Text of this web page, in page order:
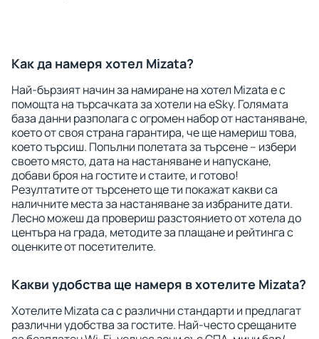
Как да намеря хотел Mizata?
Най-бързият начин за намиране на хотел Mizata е с
помощта на търсачката за хотели на eSky. Голямата
база данни разполага с огромен набор от настаняване,
което от своя страна гарантира, че ще намериш това,
което търсиш. Попълни полетата за търсене – избери
своето място, дата на настаняване и напускане,
добави броя на гостите и стаите, и готово!
Резултатите от търсенето ще ти покажат какви са
наличните места за настаняване за избраните дати.
Лесно можеш да провериш разстоянието от хотела до
центъра на града, методите за плащане и рейтинга с
оценките от посетителите.
Какви удобства ще намеря в хотелите Mizata?
Хотелите Mizata са с различни стандарти и предлагат
различни удобства за гостите. Най-често срещаните